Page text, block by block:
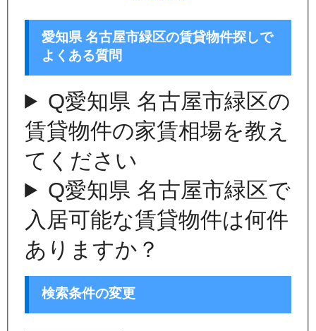
愛知県 名古屋市緑区の賃貸物件探しで
よくある質問
Q愛知県 名古屋市緑区の
賃貸物件の家賃相場を教え
てください
Q愛知県 名古屋市緑区で
入居可能な賃貸物件は何件
ありますか？
検索条件の変更